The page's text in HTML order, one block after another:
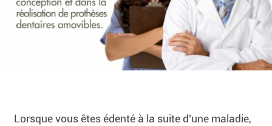
Lorsque vous êtes édenté à la suite d’une maladie,